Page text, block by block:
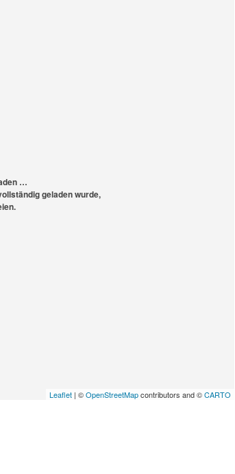
…
geladen wurde,
Leaflet | ©OpenStreetMapcontributors and ©CARTO